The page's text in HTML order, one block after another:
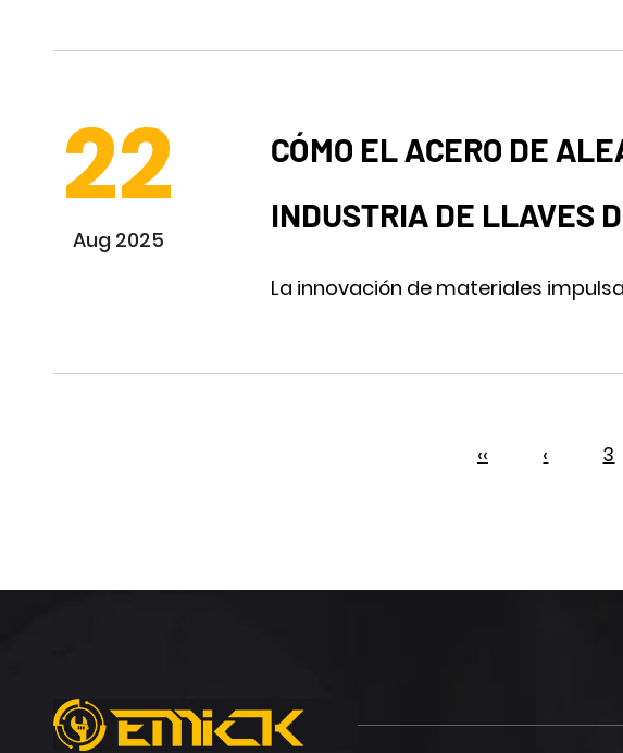
22
Aug 2025
CÓMO EL ACERO DE
INDUSTRIA DE LLAVES
La innovación de materiales
‹‹ ‹ 3